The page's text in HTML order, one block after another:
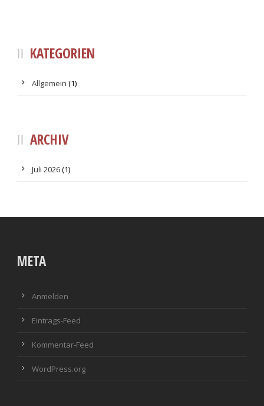
KATEGORIEN
Allgemein (1)
ARCHIV
Juli 2026(1)
META
Anmelden
Eintrags-Feed
Kommentar-Feed
WordPress.org